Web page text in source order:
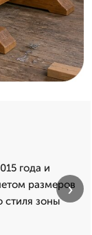
года и
размеров
стиля зоны
›